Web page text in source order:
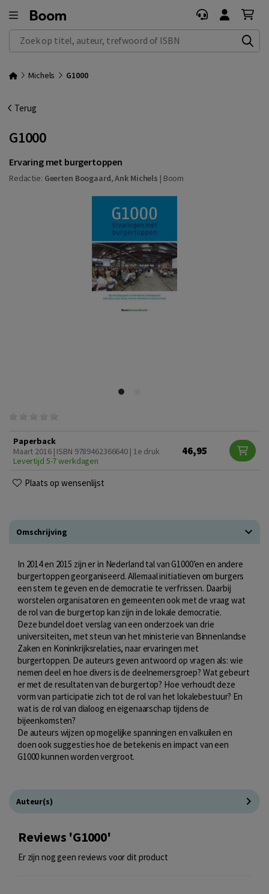
Zoek op titel, auteur, trefwoord of ISBN
Michels G1000
Terug
G1000
Ervaring met burgertoppen
Redactie: Geerten Boogaard,Ank Michels | Boom
Paperback
Maart 2016 | ISBN 9789462366640 | 1e druk
Levertijd 5-7 werkdagen
46,95
Plaats op wensenlijst
Omschrijving
In 2014 en 2015 zijn er in Nederland tal van G1000’en en andere
burgertoppen georganiseerd. Allemaal initiatieven om burgers
een stem te geven en de democratie te verfrissen. Daarbij
worstelen organisatoren en gemeenten ook met de vraag wat
de rol van die burgertop kan zijn in de lokale democratie.
Deze bundel doet verslag van een onderzoek van drie
universiteiten, met steun van het ministerie van Binnenlandse
Zaken en Koninkrijksrelaties, naar ervaringen met
burgertoppen. De auteurs geven antwoord op vragen als: wie
nemen deel en hoe divers is de deelnemersgroep? Wat gebeurt
er met de resultaten van de burgertop? Hoe verhoudt deze
vorm van participatie zich tot de rol van het lokalebestuur? En
wat is de rol van dialoog en eigenaarschap tijdens de
bijeenkomsten?
De auteurs wijzen op mogelijke spanningen en valkuilen en
doen ook suggesties hoe de betekenis en impact van een
G1000 kunnen worden vergroot.
Auteur(s)
Reviews 'G1000'
Er zijn nog geen reviews voor dit product